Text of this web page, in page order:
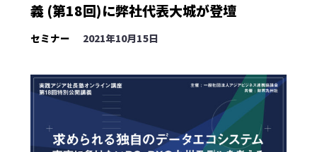
義 (第18回)に弊社代表大城が登壇
セミナー 2021年10月15日